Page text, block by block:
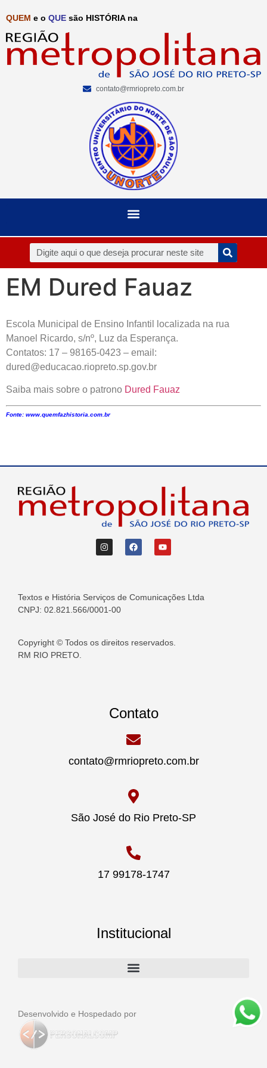
QUEM e o QUE são HISTÓRIA na
contato@rmriopreto.com.br
EM Dured Fauaz
Escola Municipal de Ensino Infantil localizada na rua
Manoel Ricardo, s/nº, Luz da Esperança.
Contatos: 17 – 98165-0423 – email:
dured@educacao.riopreto.sp.gov.br
Saiba mais sobre o patrono Dured Fauaz
Fonte: www.quemfazhistoria.com.br
Textos e História Serviços de Comunicações Ltda
CNPJ: 02.821.566/0001-00
Copyright © Todos os direitos reservados.
RM RIO PRETO.
Contato
contato@rmriopreto.com.br
São José do Rio Preto-SP
17 99178-1747
Institucional
Desenvolvido e Hospedado por